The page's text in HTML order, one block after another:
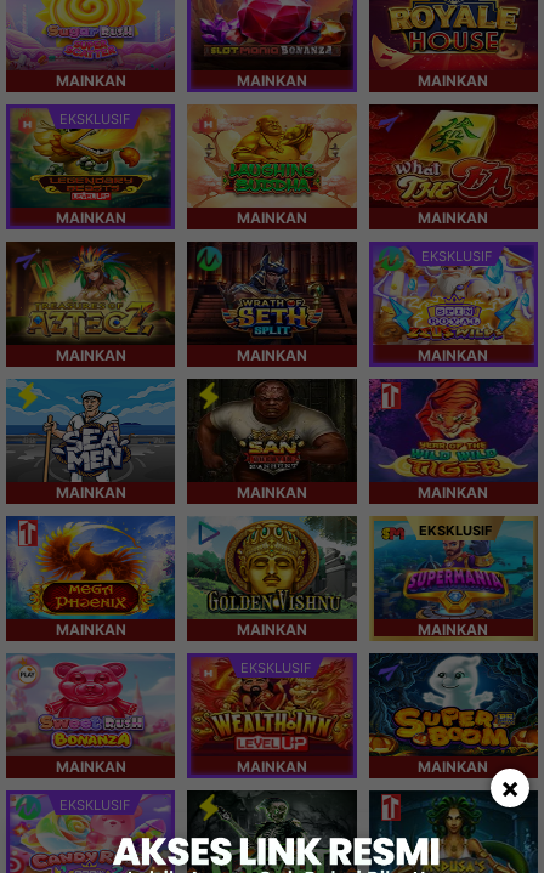
×
MAINKAN MAINKAN MAINKAN
EKSKLUSIF
MAINKAN MAINKAN MAINKAN
MAINKAN MAINKAN
EKSKLUSIF
MAINKAN
MAINKAN MAINKAN MAINKAN
MAINKAN MAINKAN
EKSKLUSIF
MAINKAN
MAINKAN
EKSKLUSIF
MAINKAN MAINKAN
EKSKLUSIF